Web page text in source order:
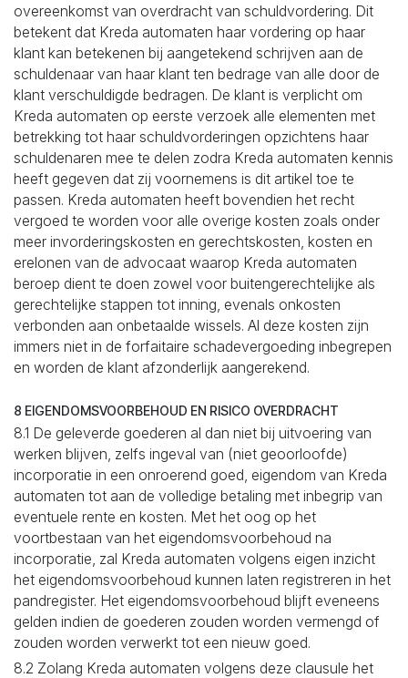
overeenkomst van overdracht van schuldvordering. Dit
betekent dat Kreda automaten haar vordering op haar
klant kan betekenen bij aangetekend schrijven aan de
schuldenaar van haar klant ten bedrage van alle door de
klant verschuldigde bedragen. De klant is verplicht om
Kreda automaten op eerste verzoek alle elementen met
betrekking tot haar schuldvorderingen opzichtens haar
schuldenaren mee te delen zodra Kreda automaten kennis
heeft gegeven dat zij voornemens is dit artikel toe te
passen. Kreda automaten heeft bovendien het recht
vergoed te worden voor alle overige kosten zoals onder
meer invorderingskosten en gerechtskosten, kosten en
erelonen van de advocaat waarop Kreda automaten
beroep dient te doen zowel voor buitengerechtelijke als
gerechtelijke stappen tot inning, evenals onkosten
verbonden aan onbetaalde wissels. Al deze kosten zijn
immers niet in de forfaitaire schadevergoeding inbegrepen
en worden de klant afzonderlijk aangerekend.
8 EIGENDOMSVOORBEHOUD EN RISICO OVERDRACHT
8.1 De geleverde goederen al dan niet bij uitvoering van
werken blijven, zelfs ingeval van (niet geoorloofde)
incorporatie in een onroerend goed, eigendom van Kreda
automaten tot aan de volledige betaling met inbegrip van
eventuele rente en kosten. Met het oog op het
voortbestaan van het eigendomsvoorbehoud na
incorporatie, zal Kreda automaten volgens eigen inzicht
het eigendomsvoorbehoud kunnen laten registreren in het
pandregister. Het eigendomsvoorbehoud blijft eveneens
gelden indien de goederen zouden worden vermengd of
zouden worden verwerkt tot een nieuw goed.
8.2 Zolang Kreda automaten volgens deze clausule het